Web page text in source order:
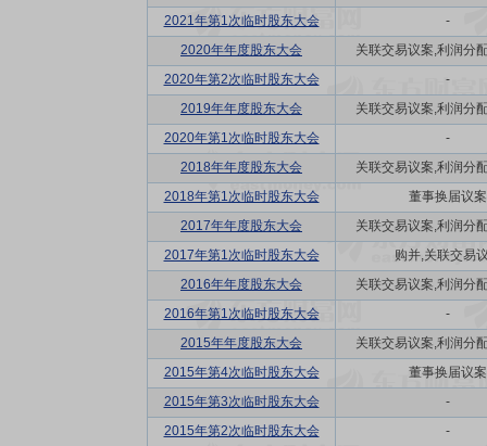
2021年第1次临时股东大会
-
2020年年度股东大会
关联交易议案,利润分
2020年第2次临时股东大会
-
2019年年度股东大会
关联交易议案,利润分
2020年第1次临时股东大会
-
2018年年度股东大会
关联交易议案,利润分
2018年第1次临时股东大会
董事换届议案
2017年年度股东大会
关联交易议案,利润分
2017年第1次临时股东大会
购并,关联交易
2016年年度股东大会
关联交易议案,利润分
2016年第1次临时股东大会
-
2015年年度股东大会
关联交易议案,利润分
2015年第4次临时股东大会
董事换届议案
2015年第3次临时股东大会
-
2015年第2次临时股东大会
-